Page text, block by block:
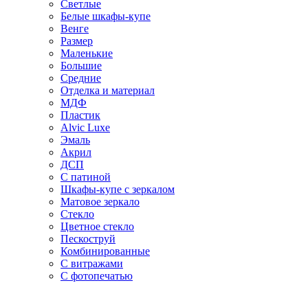
Светлые
Белые шкафы-купе
Венге
Размер
Маленькие
Большие
Средние
Отделка и материал
МДФ
Пластик
Alvic Luxe
Эмаль
Акрил
ДСП
С патиной
Шкафы-купе с зеркалом
Матовое зеркало
Стекло
Цветное стекло
Пескоструй
Комбинированные
С витражами
С фотопечатью